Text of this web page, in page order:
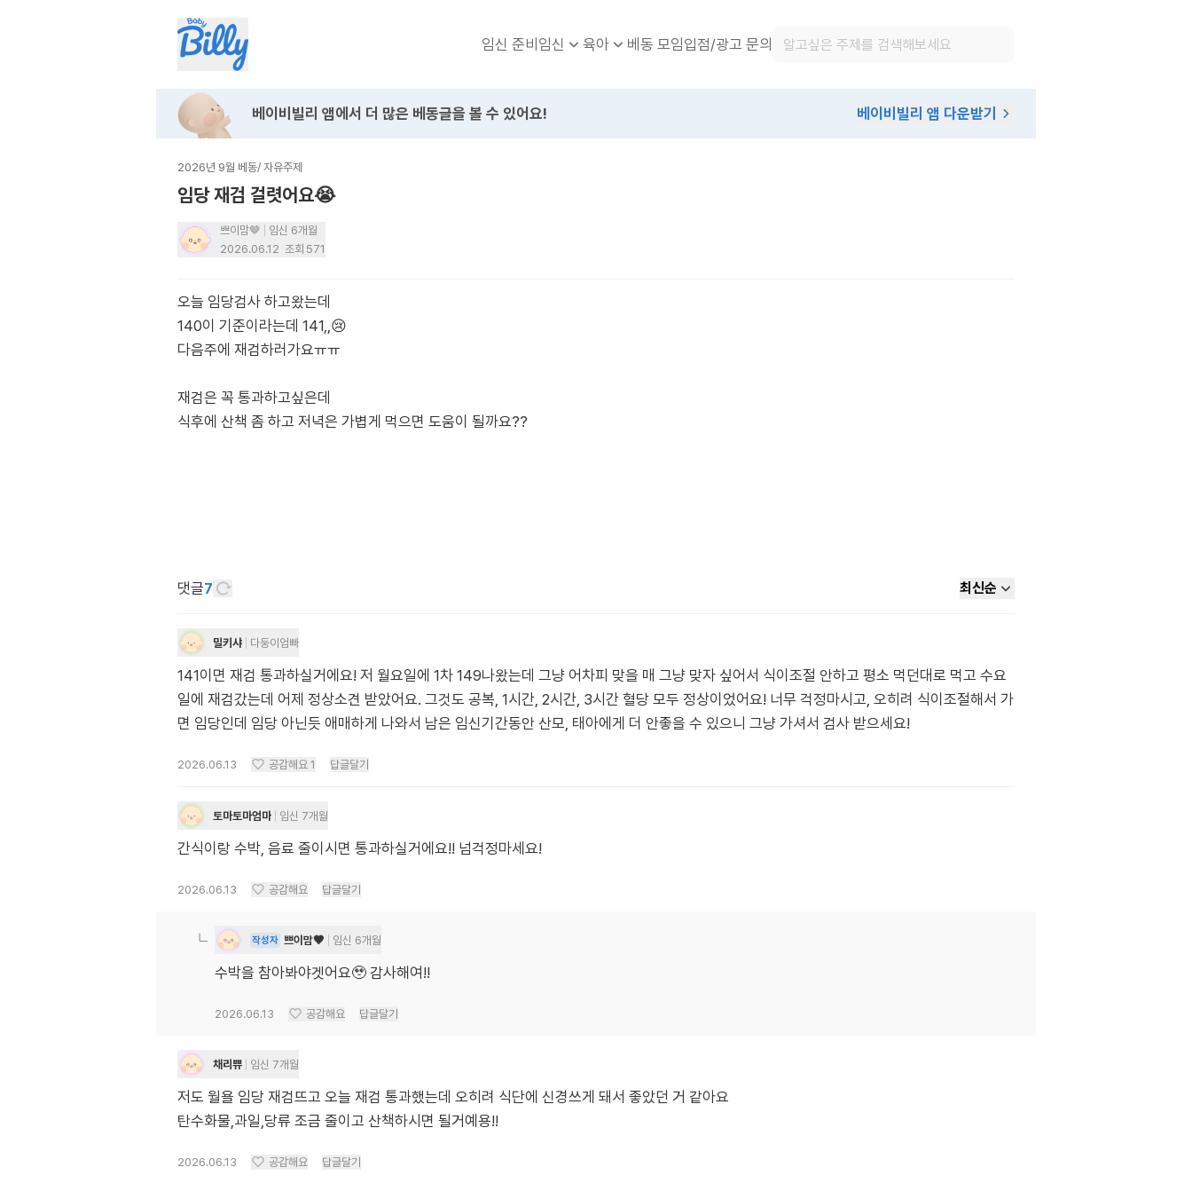
임신 준비임신 육아 베동 모임입점/광고 문의
베이비빌리 앱에서 더 많은 베동글을 볼 수 있어요! 베이비빌리 앱 다운받기
2026년 9월 베동/ 자유주제
임당 재검 걸렷어요😭
쁘이맘🤎
임신 6개월
2026.06.12 조회 571
오늘 임당검사 하고왔는데
140이 기준이라는데 141,,😢
다음주에 재검하러가요ㅠㅠ
재검은 꼭 통과하고싶은데
식후에 산책 좀 하고 저녁은 가볍게 먹으면 도움이 될까요??
댓글7 최신순
밀키샤 다둥이엄빠
141이면 재검 통과하실거에요! 저 월요일에 1차 149나왔는데 그냥 어차피 맞을 매 그냥 맞자 싶어서 식이조절 안하고 평소 먹던대로 먹고 수요
일에 재검갔는데 어제 정상소견 받았어요. 그것도 공복, 1시간, 2시간, 3시간 혈당 모두 정상이었어요! 너무 걱정마시고, 오히려 식이조절해서 가
면 임당인데 임당 아닌듯 애매하게 나와서 남은 임신기간동안 산모, 태아에게 더 안좋을 수 있으니 그냥 가셔서 검사 받으세요!
2026.06.13 공감해요 1 답글달기
토마토마엄마 임신 7개월
간식이랑 수박, 음료 줄이시면 통과하실거에요!! 넘걱정마세요!
2026.06.13 공감해요 답글달기
작성자 쁘이맘🤎 임신 6개월
수박을 참아봐야겟어요🥹 감사해여!!
2026.06.13 공감해요 답글달기
채리쀼 임신 7개월
저도 월욜 임당 재검뜨고 오늘 재검 통과했는데 오히려 식단에 신경쓰게 돼서 좋았던 거 같아요
탄수화물,과일,당류 조금 줄이고 산책하시면 될거예용!!
2026.06.13 공감해요 답글달기